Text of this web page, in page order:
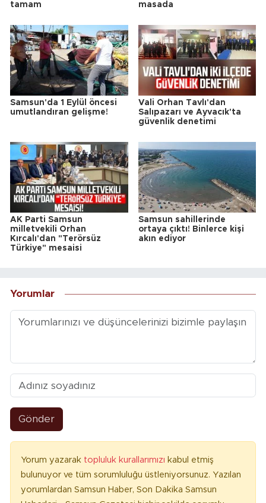
tamam masada
Samsun'da 1 Eylül öncesi
umutlandıran gelişme!
Vali Orhan Tavlı'dan
Salıpazarı ve Ayvacık'ta
güvenlik denetimi
AK Parti Samsun
milletvekili Orhan
Kırcalı'dan "Terörsüz
Türkiye" mesaisi
Samsun sahillerinde
ortaya çıktı! Binlerce kişi
akın ediyor
Yorumlar
Gönder
Yorum yazarak topluluk kurallarımızı kabul etmiş
bulunuyor ve tüm sorumluluğu üstleniyorsunuz. Yazılan
yorumlardan Samsun Haber, Son Dakika Samsun